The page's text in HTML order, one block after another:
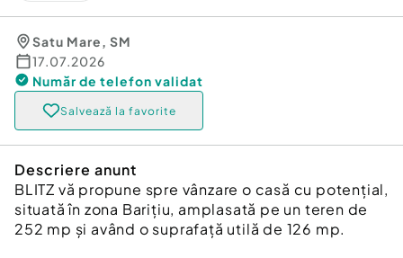
Satu Mare, SM
17.07.2026
Număr de telefon validat
Salvează la favorite
Descriere anunt
BLITZ vă propune spre vânzare o casă cu potențial,
situată în zona Barițiu, amplasată pe un teren de
252 mp și având o suprafață utilă de 126 mp.